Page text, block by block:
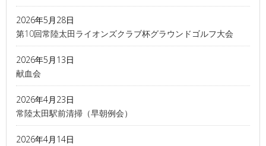
2026年5月28日
第10回常陸太田ライオンズクラブ杯グラウンドゴルフ大会
2026年5月13日
献血会
2026年4月23日
常陸太田駅前清掃（早朝例会）
2026年4月14日